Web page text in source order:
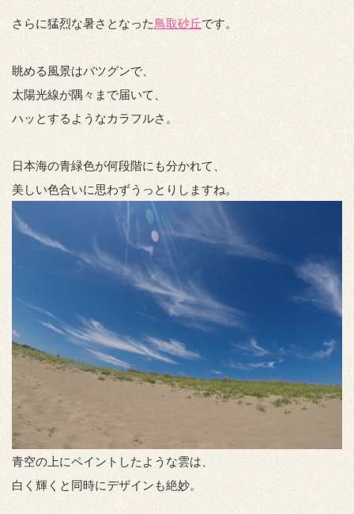
さらに猛烈な暑さとなった鳥取砂丘です。
眺める風景はバツグンで、
太陽光線が隅々まで届いて、
ハッとするようなカラフルさ。
日本海の青緑色が何段階にも分かれて、
美しい色合いに思わずうっとりしますね。
青空の上にペイントしたような雲は、
白く輝くと同時にデザインも絶妙。